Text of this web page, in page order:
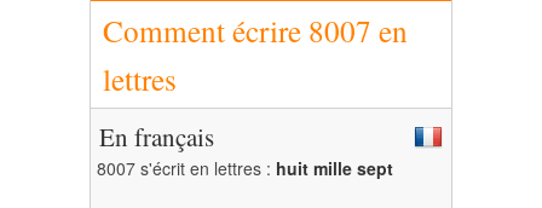
Comment écrire 8007 en
lettres
En français
8007 s'écrit en lettres : huit mille sept